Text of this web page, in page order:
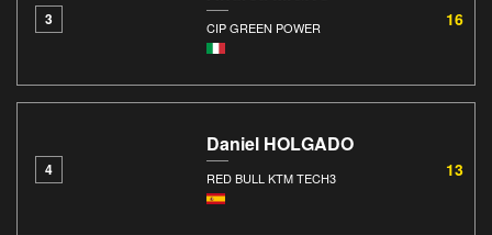
3 CIP GREEN POWER 16
4
Daniel HOLGADO
RED BULL KTM TECH3 13